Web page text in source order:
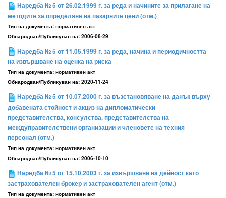
Наредба № 5 от 26.02.1999 г. за реда и начините за прилагане на
методите за определяне на пазарните цени (отм.)
Тип на документа: нормативен акт
Обнародван/Публикуван на: 2006-08-29
Наредба № 5 от 11.05.1999 г. за реда, начина и периодичността
на извършване на оценка на риска
Тип на документа: нормативен акт
Обнародван/Публикуван на: 2020-11-24
Наредба № 5 от 10.07.2000 г. за възстановяване на данък върху
добавената стойност и акциз на дипломатически
представителства, консулства, представителства на
междуправителствени организации и членовете на техния
персонал (отм.)
Тип на документа: нормативен акт
Обнародван/Публикуван на: 2006-10-10
Наредба № 5 от 15.10.2003 г. за извършване на дейност като
застрахователен брокер и застрахователен агент (отм.)
Тип на документа: нормативен акт